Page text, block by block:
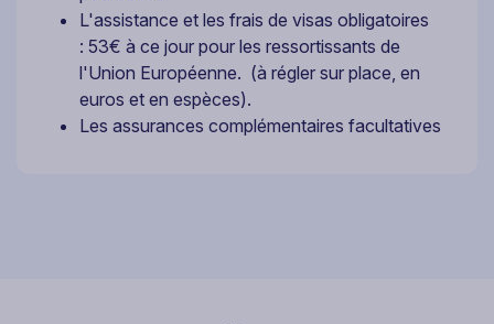
L'assistance et les frais de visas obligatoires
: 53€ à ce jour pour les ressortissants de
l'Union Européenne. (à régler sur place, en
euros et en espèces).
Les assurances complémentaires facultatives